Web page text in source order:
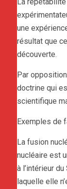
une
résultat que
découverte.
Par
doctrine qui
scientifique
Exemples de
La fusion
nucléaire est
à l’intérieur
laquelle elle